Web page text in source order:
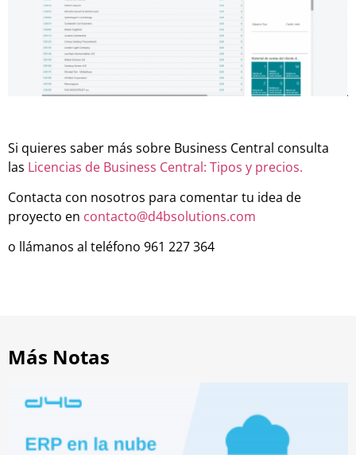
Si quieres saber más sobre Business Central consulta
las Licencias de Business Central: Tipos y precios.
Contacta con nosotros para comentar tu idea de
proyecto en contacto@d4bsolutions.com
o llámanos al teléfono 961 227 364
Más Notas